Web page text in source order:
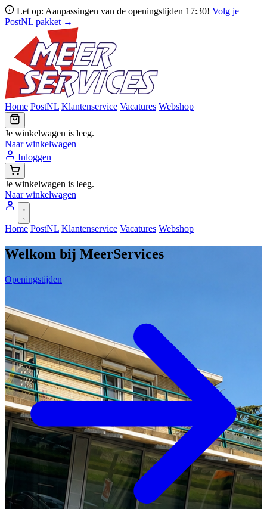
Let op: Aanpassingen van de openingstijden 17:30! Volg je
PostNL pakket →
Home PostNL Klantenservice Vacatures Webshop
Je winkelwagen is leeg.
Naar winkelwagen
Inloggen
Je winkelwagen is leeg.
Naar winkelwagen
Home PostNL Klantenservice Vacatures Webshop
Welkom bij MeerServices
Openingstijden